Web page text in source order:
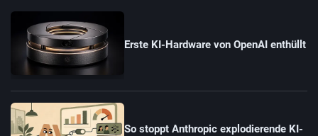
Erste KI-Hardware von OpenAI enthüllt
So stoppt Anthropic explodierende KI-